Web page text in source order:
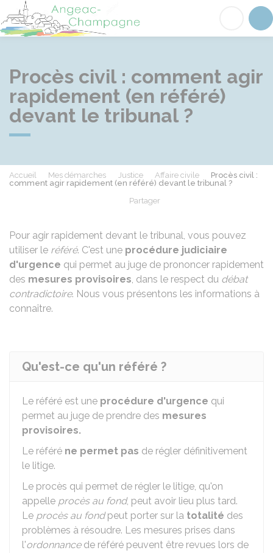
Angeac-Champagne
Procès civil : comment agir
rapidement (en référé)
devant le tribunal ?
Accueil Mes démarches Justice Affaire civile
Procès civil :
comment agir rapidement (en référé) devant le tribunal ?
Partager
Pour agir rapidement devant le tribunal, vous pouvez
utiliser le référé. C'est une procédure judiciaire
d'urgence qui permet au juge de prononcer rapidement
des mesures provisoires, dans le respect du débat
contradictoire. Nous vous présentons les informations à
connaître.
Qu'est-ce qu'un référé ?
Le référé est une procédure d'urgence qui
permet au juge de prendre des mesures
provisoires.
Le référé ne permet pas de régler définitivement
le litige.
Le procès qui permet de régler le litige, qu'on
appelle procès au fond, peut avoir lieu plus tard.
Le procès au fondpeut porter sur la totalité des
problèmes à résoudre. Les mesures prises dans
l'ordonnancede référé peuvent être revues lors de